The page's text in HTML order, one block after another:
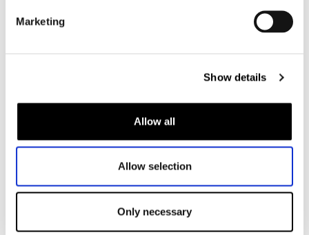
Marketing
Show details
Allow all
Allow selection
Only necessary
Motorschoenen heren
Motorpak dames
Motor leggings dames
Motorhelm dames